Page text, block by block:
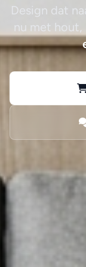
Design dat
nu met hout,